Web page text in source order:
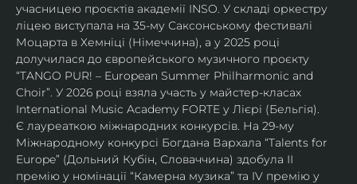
учасницею проєктів академії INSO. У складі оркестру
ліцею виступала на 35-му Саксонському фестивалі
Моцарта в Хемніці (Німеччина), а у 2025 році
долучилася до європейського музичного проєкту
“TANGO PUR! – European Summer Philharmonic and
Choir”. У 2026 році взяла участь у майстер-класах
International Music Academy FORTE у Лієрі (Бельгія).
Є лауреаткою міжнародних конкурсів. На 29-му
Міжнародному конкурсі Богдана Вархала “Talents for
Europe” (Дольний Кубін, Словаччина) здобула ІІ
премію у номінації “Камерна музика” та IV премію у